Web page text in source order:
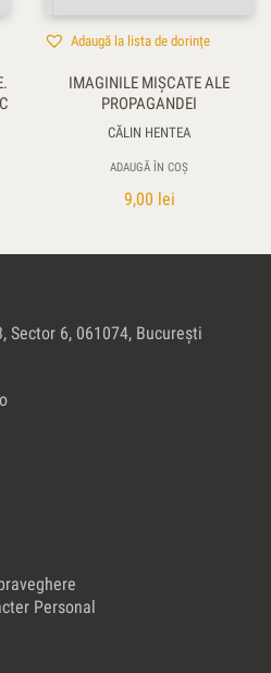
Adaugă la lista de dorințe
IMAGINILE MIŞCATE ALE
PROPAGANDEI
CĂLIN HENTEA
ADAUGĂ ÎN COȘ
9,00 lei
Sector 6, 061074, Bucureşti
Personal